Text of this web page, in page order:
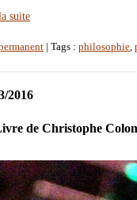
suite
| Tags : philosophie,
2016
de Christophe